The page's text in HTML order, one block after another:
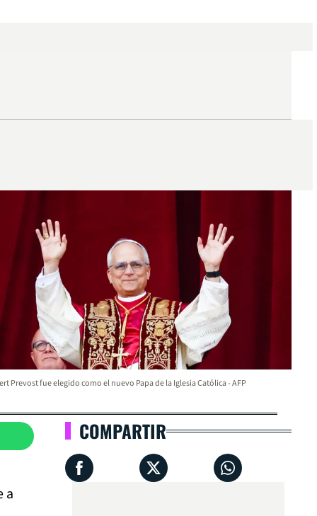
Prevost fue elegido como el nuevo Papa de la Iglesia Católica - AFP
a
COMPARTIR